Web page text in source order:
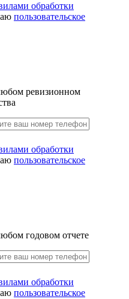
обработки
пользовательское
ревизионном
обработки
пользовательское
годовом отчете
обработки
пользовательское